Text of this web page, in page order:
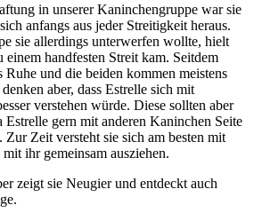
in unserer Kaninchengruppe war sie
anfangs aus jeder Streitigkeit heraus.
sie allerdings unterwerfen wollte, hielt
einem handfesten Streit kam. Seitdem
Ruhe und die beiden kommen meistens
aber, dass Estrelle sich mit
verstehen würde. Diese sollten aber
Estrelle gern mit anderen Kaninchen Seite
Zur Zeit versteht sie sich am besten mit
ihr gemeinsam ausziehen.
zeigt sie Neugier und entdeckt auch